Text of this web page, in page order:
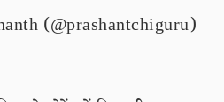
(@prashantchiguru)